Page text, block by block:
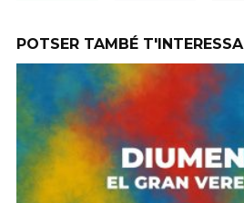
POTSER TAMBÉ T'INTERESSA